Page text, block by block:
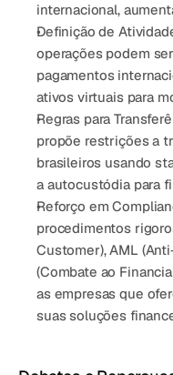
internacional,
Definição de
pagamentos
ativos virtuais para
Regras para
propõe restrições a
brasileiros usando
a autocustódia para
Reforço em
procedimentos
Customer), AML
(Combate ao
as empresas que
suas soluções